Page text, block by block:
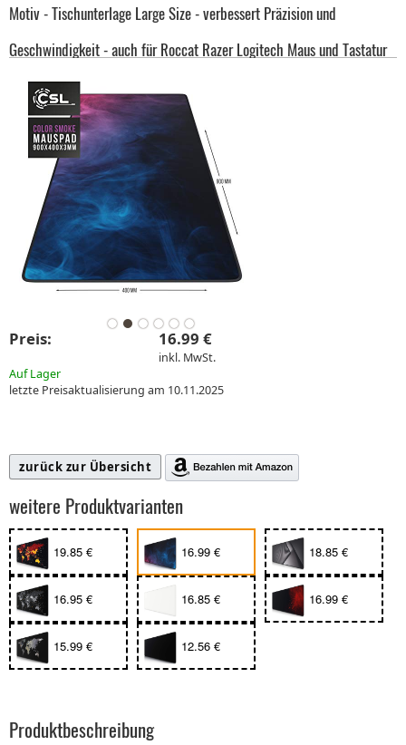
Motiv - Tischunterlage Large Size - verbessert Präzision und
Geschwindigkeit - auch für Roccat Razer Logitech Maus und Tastatur
Preis: 16.99 €
inkl. MwSt.
Auf Lager
letzte Preisaktualisierung am 10.11.2025
zurück zur Übersicht
weitere Produktvarianten
19.85 € 16.99 € 18.85 €
16.95 € 16.85 € 16.99 €
15.99 € 12.56 €
Produktbeschreibung